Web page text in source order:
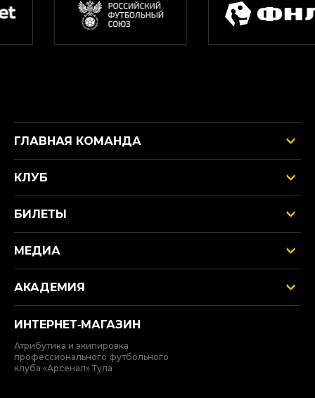
ГЛАВНАЯ КОМАНДА
КЛУБ
БИЛЕТЫ
МЕДИА
АКАДЕМИЯ
ИНТЕРНЕТ‑МАГАЗИН
Атрибутика и экипировка
профессионального футбольного
клуба «Арсенал» Тула